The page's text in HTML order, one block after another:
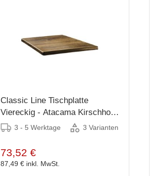
Classic Line Tischplatte
Viereckig - Atacama Kirschholz
- Erhältlich in 3 Größen
3 - 5 Werktage 3 Varianten
73,52 €
87,49 € inkl. MwSt.